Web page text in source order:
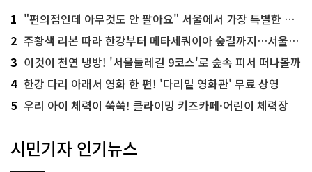
1 "편의점인데 아무것도 안 팔아요" 서울에서 가장 특별한 편의점의 정체
2 주황색 리본 따라 한강부터 메타세쿼이아 숲길까지…서울둘레길 15코스
3 이것이 천연 냉방! '서울둘레길 9코스'로 숲속 피서 떠나볼까
4 한강 다리 아래서 영화 한 편! '다리밑 영화관' 무료 상영
5 우리 아이 체력이 쑥쑥! 클라이밍 키즈카페·어린이 체력장
시민기자 인기뉴스